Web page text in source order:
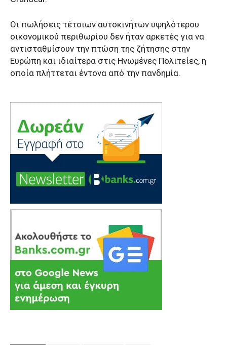
Οι πωλήσεις τέτοιων αυτοκινήτων υψηλότερου
οικονομικού περιθωρίου δεν ήταν αρκετές για να
αντισταθμίσουν την πτώση της ζήτησης στην
Ευρώπη και ιδιαίτερα στις Ηνωμένες Πολιτείες, η
οποία πλήττεται έντονα από την πανδημία.